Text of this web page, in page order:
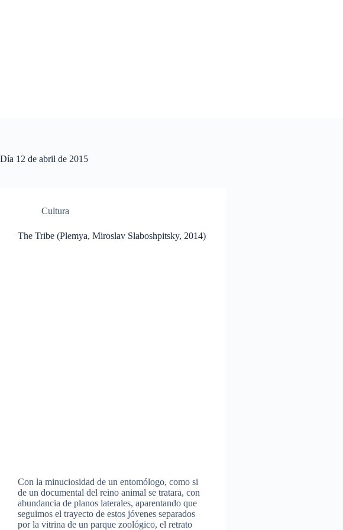
Día 12 de abril de 2015
Cultura
The Tribe (Plemya, Miroslav Slaboshpitsky, 2014)
Con la minuciosidad de un entomólogo, como si
de un documental del reino animal se tratara, con
abundancia de planos laterales, aparentando que
seguimos el trayecto de estos jóvenes separados
por la vitrina de un parque zoológico, el retrato